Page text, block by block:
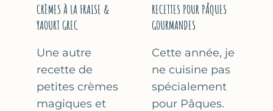
DES
CRÈMES À LA FRAISE &
YAOURT GREC
Une autre
recette de
petites crèmes
magiques et
RECETTES POUR PÂQUES
GOURMANDES
Cette année, je
ne cuisine pas
spécialement
pour Pâques.